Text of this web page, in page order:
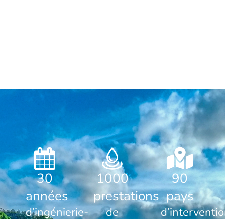
30
années
d’ingénierie-
1000
prestations
de
90
pays